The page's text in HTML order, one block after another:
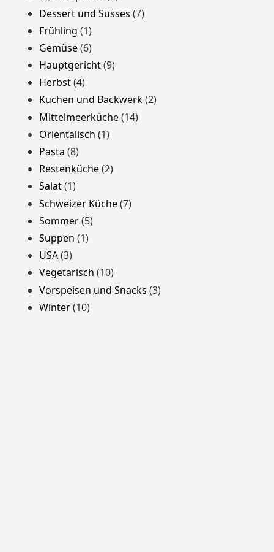
Dessert und Süsses (7)
Frühling (1)
Gemüse(6)
Hauptgericht(9)
Herbst(4)
Kuchen und Backwerk(2)
Mittelmeerküche(14)
Orientalisch (1)
Pasta (8)
Restenküche(2)
Salat(1)
Schweizer Küche(7)
Sommer(5)
Suppen (1)
USA(3)
Vegetarisch (10)
Vorspeisen und Snacks (3)
Winter(10)